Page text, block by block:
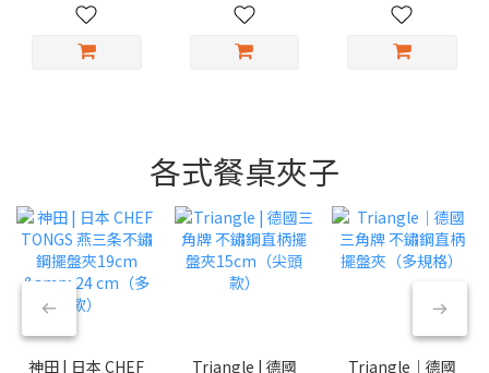
各式餐桌夾子
神田 | 日本 CHEF
Triangle | 德國
Triangle｜德國